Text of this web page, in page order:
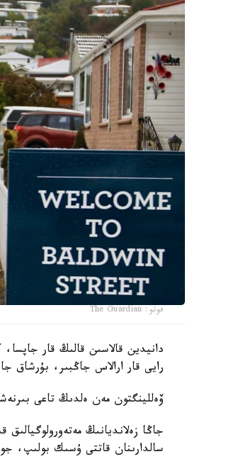
فوتو: The Guardian
دانيدين قالاسىن قالىڭ قار
رايى قار ارالاس جاڭبىر، بۇرشاق
ۆەللينگتون مەن ەلدىڭ تاعى
جاڭا زەلانديانىڭ
سالدارىنان قاتتى ۇسىك بولىپ،